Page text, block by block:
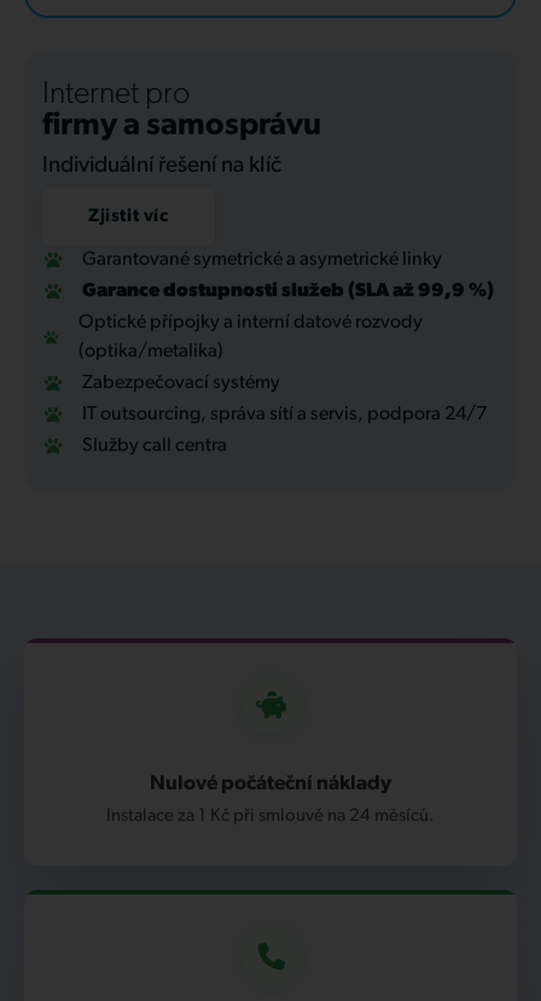
Internet pro
firmy a samosprávu
Individuální řešení na klíč
Zjistit víc
Garantované symetrické a asymetrické linky
Garance dostupnosti služeb (SLA až 99,9 %)
Optické přípojky a interní datové rozvody
(optika/metalika)
Zabezpečovací systémy
IT outsourcing, správa sítí a servis, podpora 24/7
Služby call centra
Nulové počáteční náklady
Instalace za 1 Kč při smlouvě na 24 měsíců.